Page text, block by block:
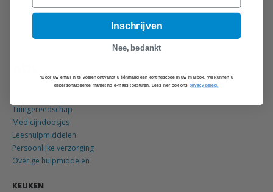
Aantrekhulpen
Tuingereedschap
Medicijndoosjes
Leeshulpmiddelen
Persoonlijke verzorging
Overige hulpmiddelen
KEUKEN
Inschrijven
Nee, bedankt
*Door uw email in te voeren ontvangt u éénmalig een kortingscode in uw mailbox. Wij kunnen u
gepersonaliseerde marketing e-mails toesturen. Lees hier ook ons privacy beleid.